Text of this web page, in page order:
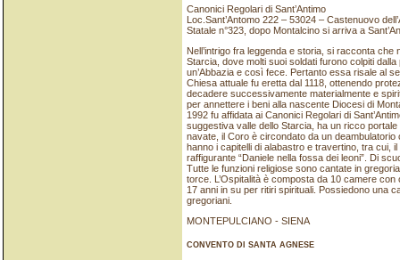
Canonici Regolari di Sant’Antimo
Loc.Sant’Antomo 222 – 53024 – Castenuovo
Statale n°323, dopo Montalcino si arriva a
Nell’intrigo fra leggenda e storia, si racconta
Starcia, dove molti suoi soldati furono colpiti
un’Abbazia e così fece. Pertanto essa risale al
Chiesa attuale fu eretta dal 1118, ottenendo
decadere successivamente materialmente e
per annettere i beni alla nascente Diocesi di
1992 fu affidata ai Canonici Regolari di
suggestiva valle dello Starcia, ha un ricco
navate, il Coro è circondato da un
hanno i capitelli di alabastro e travertino, tra cui,
raffigurante “Daniele nella fossa dei leoni”. Di
Tutte le funzioni religiose sono cantate in
torce. L’Ospitalità è composta da 10 camere
17 anni in su per ritiri spirituali. Possiedono una
gregoriani.
MONTEPULCIANO - SIENA
CONVENTO DI SANTA AGNESE